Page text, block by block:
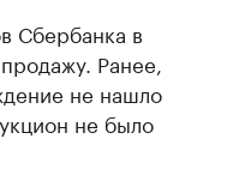
Сбербанка в
Ранее,
не нашло
не было